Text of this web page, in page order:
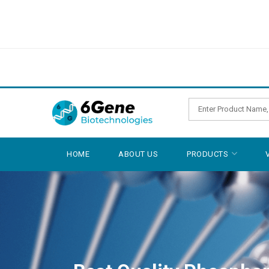
HOME ABOUT US PRODUCTS